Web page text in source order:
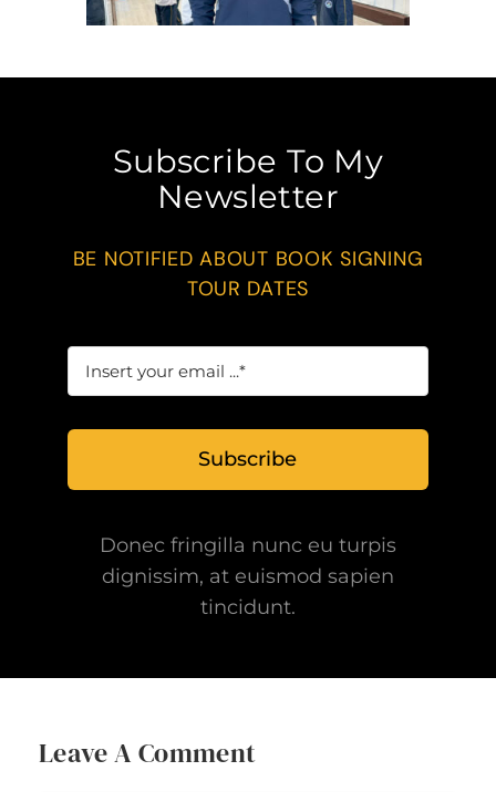
Subscribe To My
Newsletter
BE NOTIFIED ABOUT BOOK SIGNING
TOUR DATES
Subscribe
Donec fringilla nunc eu turpis
dignissim, at euismod sapien
tincidunt.
Leave A Comment